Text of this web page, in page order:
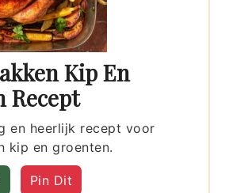
Kip En
Recept
en heerlijk recept voor
kip en groenten.
Pin Dit